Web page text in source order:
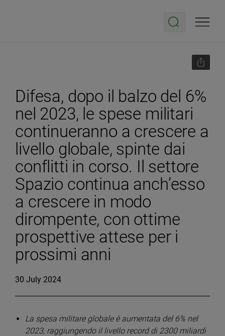
Difesa, dopo il balzo del 6%
nel 2023, le spese militari
continueranno a crescere a
livello globale, spinte dai
conflitti in corso. Il settore
Spazio continua anch’esso
a crescere in modo
dirompente, con ottime
prospettive attese per i
prossimi anni
30 July 2024
La spesa militare globale è aumentata del 6% nel
2023, raggiungendo il livello record di 2300 miliardi